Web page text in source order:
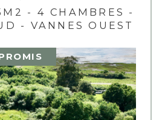
- 4 CHAMBRES -
- VANNES OUEST